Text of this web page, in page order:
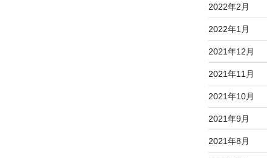
2022年2月
2022年1月
2021年12月
2021年11月
2021年10月
2021年9月
2021年8月